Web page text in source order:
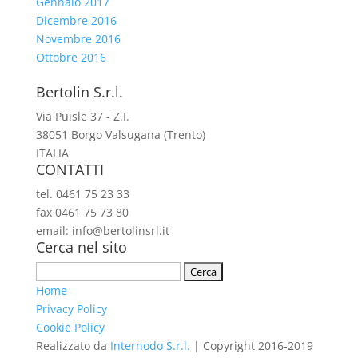
Dicembre 2016
Novembre 2016
Ottobre 2016
Bertolin S.r.l.
Via Puisle 37 - Z.I.
38051 Borgo Valsugana (Trento)
ITALIA
CONTATTI
tel. 0461 75 23 33
fax 0461 75 73 80
email: info@bertolinsrl.it
Cerca nel sito
per:
Home
Privacy Policy
Cookie Policy
Realizzato da Internodo S.r.l. | Copyright 2016-2019